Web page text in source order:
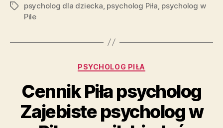
Tagipsycholog dla dziecka psycholog Piła psycholog w
Pile
Kategorie
PSYCHOLOG PIŁA
Cennik Piła psycholog
Zajebiste psycholog w